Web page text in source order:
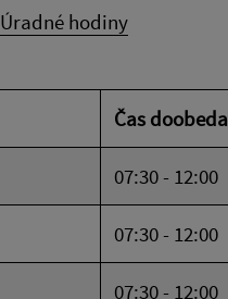
Úradné hodiny
Čas doobeda
07:30 - 12:00
07:30 - 12:00
07:30 - 12:00